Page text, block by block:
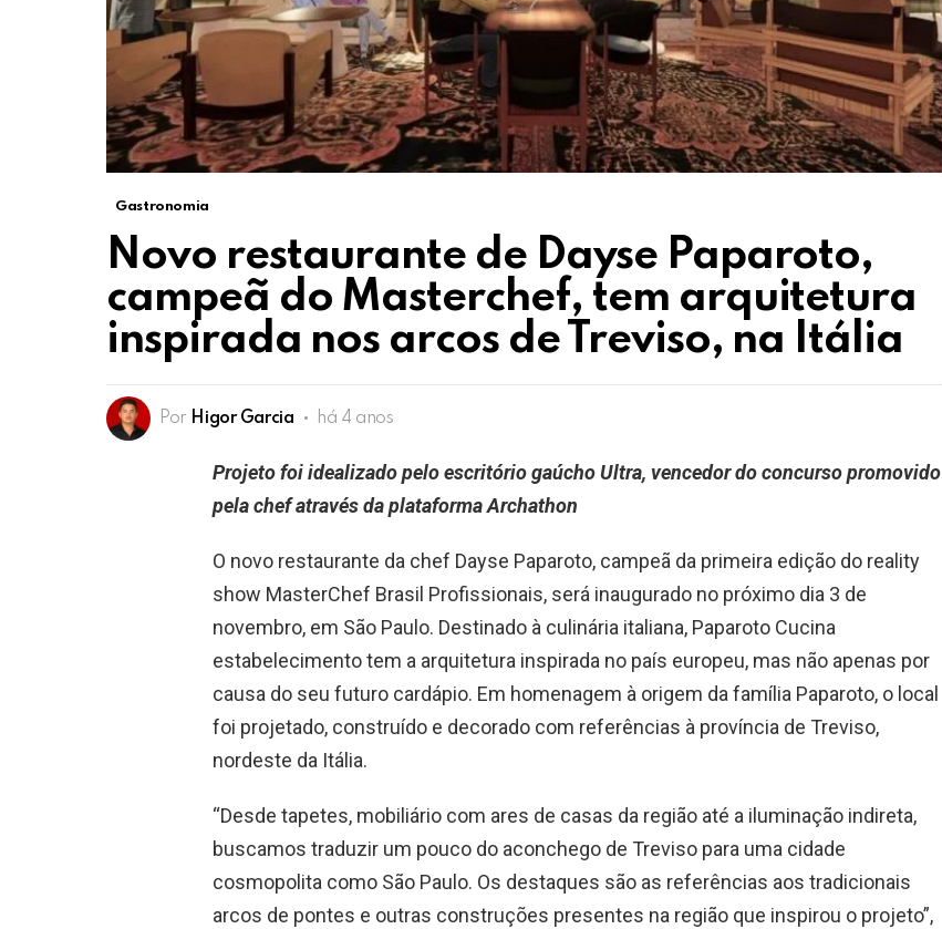
Gastronomia
Novo restaurante de Dayse Paparoto,
campeã do Masterchef, tem arquitetura
inspirada nos arcos de Treviso, na Itália
Por Higor Garcia há 4 anos
Projeto foi idealizado pelo escritório gaúcho Ultra, vencedor do concurso promovido
pela chef através da plataforma Archathon
O novo restaurante da chef Dayse Paparoto, campeã da primeira edição do reality
show MasterChef Brasil Profissionais, será inaugurado no próximo dia 3 de
novembro, em São Paulo. Destinado à culinária italiana, Paparoto Cucina
estabelecimento tem a arquitetura inspirada no país europeu, mas não apenas por
causa do seu futuro cardápio. Em homenagem à origem da família Paparoto, o local
foi projetado, construído e decorado com referências à província de Treviso,
nordeste da Itália.
“Desde tapetes, mobiliário com ares de casas da região até a iluminação indireta,
buscamos traduzir um pouco do aconchego de Treviso para uma cidade
cosmopolita como São Paulo. Os destaques são as referências aos tradicionais
arcos de pontes e outras construções presentes na região que inspirou o projeto”,